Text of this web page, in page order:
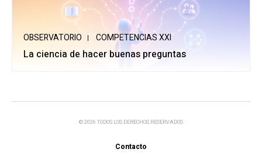
OBSERVATORIO COMPETENCIAS XXI
La ciencia de hacer buenas preguntas
© 2026 TODOS LOS DERECHOS RESERVADOS
Contacto